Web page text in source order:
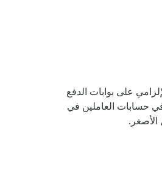
على بوابات الدفع
في حسابات العاملين في